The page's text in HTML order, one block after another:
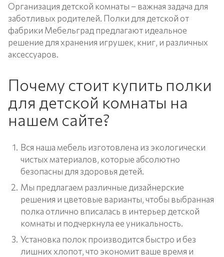
Организация детской комнаты – важная задача для
заботливых родителей. Полки для детской от
фабрики Мебельград предлагают идеальное
решение для хранения игрушек, книг, и различных
аксессуаров.
Почему стоит купить полки
для детской комнаты на
нашем сайте?
Вся наша мебель изготовлена из экологически
чистых материалов, которые абсолютно
безопасны для здоровья детей.
Мы предлагаем различные дизайнерские
решения и цветовые варианты, чтобы выбранная
полка отлично вписалась в интерьер детской
комнаты и подчеркнула ее уникальность.
Установка полок производится быстро и без
лишних хлопот, что экономит ваше время и